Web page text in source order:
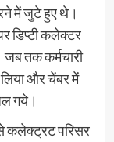
में जुटे हुए थे।
डिप्टी कलेक्टर
तक कर्मचारी
और चेंबर में
गये।
कलेक्ट्रट परिसर